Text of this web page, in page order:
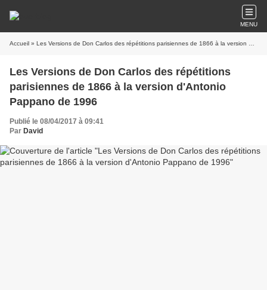
MENU
Accueil » Les Versions de Don Carlos des répétitions parisiennes de 1866 à la version d'Antonio Pappano de 1996
Les Versions de Don Carlos des répétitions
parisiennes de 1866 à la version d'Antonio
Pappano de 1996
Publié le 08/04/2017 à 09:41
Par David